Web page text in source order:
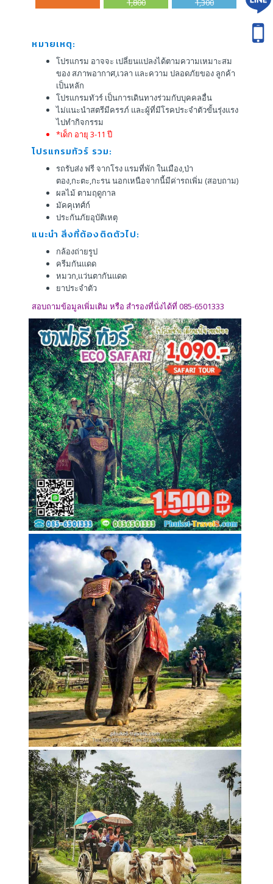
1,800 1,300
หมายเหตุ:
โปรแกรม อาจจะ เปลี่ยนแปลงได้ตามความเหมาะสม
ของ สภาพอากาศ,เวลา และความ ปลอดภัยของ ลูกค้า
เป็นหลัก
โปรแกรมทัวร์ เป็นการเดินทางร่วมกับบุคคลอื่น
ไม่แนะนำสตรีมีครรภ์ และผู้ที่มีโรคประจำตัวขั้นรุ่งแรง
ไปทำกิจกรรม
*เด็ก อายุ 3-11 ปี
โปรแกรมทัวร์ รวม:
รถรับส่ง ฟรี จากโรง แรมที่พัก ในเมือง,ป่า
ตอง,กะตะ,กะรน นอกเหนือจากนี้มีค่ารถเพิ่ม (สอบถาม)
ผลไม้ ตามฤดูกาล
มัคคุเทศ์ก์
ประกันภัยอุบัติเหตุ
แนะนำ สิ่งที่ต้องติดตัวไป:
กล้องถ่ายรูป
ครีมกันเเดด
หมวก,เเว่นตากันแดด
ยาประจำตัว
สอบถามข้อมูลเพิ่มเติม หรือ สำรองที่นั่งได้ที่ 085-6501333